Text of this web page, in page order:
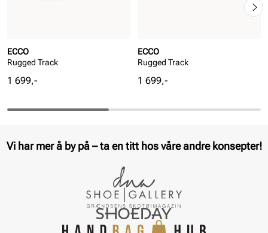
ECCO
Rugged Track
Pris
1 699,-
ECCO
Rugged Track
Pris
1 699,-
Vi har mer å by på – ta en titt hos våre andre konsepter!